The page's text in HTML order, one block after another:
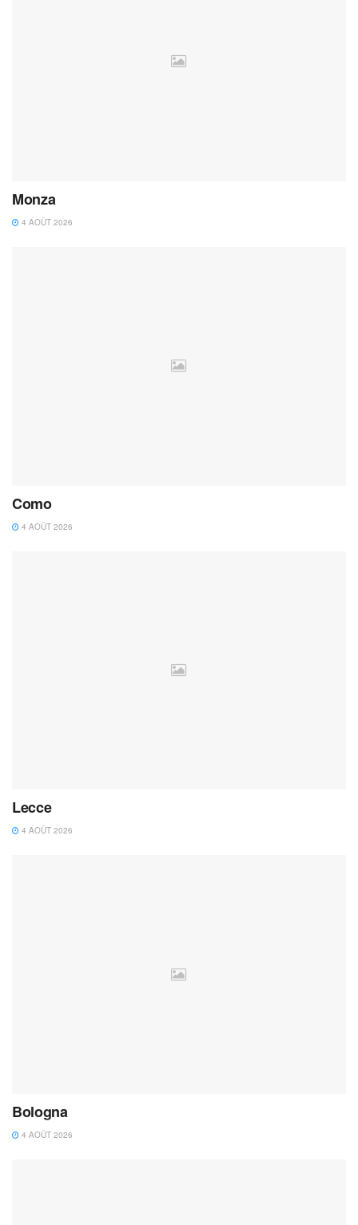
Monza
4 AOÛT 2026
Como
4 AOÛT 2026
Lecce
4 AOÛT 2026
Bologna
4 AOÛT 2026